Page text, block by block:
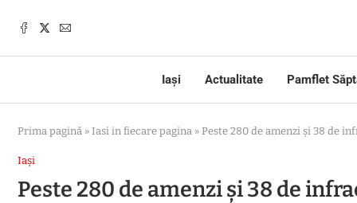
Iași Actualitate Pamflet
Prima pagină » Iasi in fiecare pagina » Peste 280 de amenzi și 38 de
Iași
Peste 280 de amenzi și 38 de